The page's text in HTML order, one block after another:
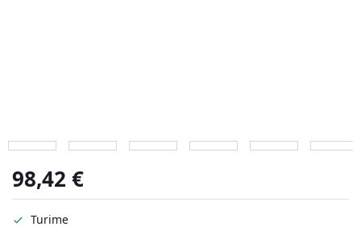
98,42 €
Turime